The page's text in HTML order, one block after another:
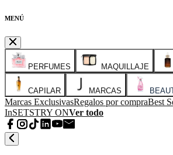
MENÚ
PERFUMES MAQUILLAJE
CAPILAR MARCAS
Marcas ExclusivasRegalos por compraBest
InSETSTRY ONVer todo